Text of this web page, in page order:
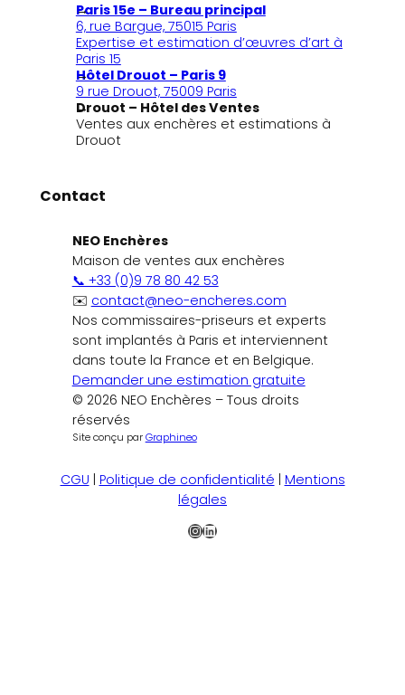
Paris 15e – Bureau principal
6, rue Bargue, 75015 Paris
Expertise et estimation d’œuvres d’art à
Paris 15
Hôtel Drouot – Paris 9
9 rue Drouot, 75009 Paris
Drouot – Hôtel des Ventes
Ventes aux enchères et estimations à
Drouot
Contact
NEO Enchères
Maison de ventes aux enchères
📞 +33 (0)9 78 80 42 53
✉️ contact@neo-encheres.com
Nos commissaires-priseurs et experts
sont implantés à Paris et interviennent
dans toute la France et en Belgique.
Demander une estimation gratuite
© 2026 NEO Enchères – Tous droits
réservés
Site conçu parGraphineo
CGU Politique de confidentialité Mentions
légales
Instagram
LinkedIn